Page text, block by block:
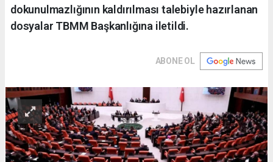
dokunulmazlığının kaldırılması talebiyle hazırlanan
dosyalar TBMM Başkanlığına iletildi.
ABONE OL